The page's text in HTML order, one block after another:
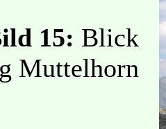
15: Blick
Muttelhorn